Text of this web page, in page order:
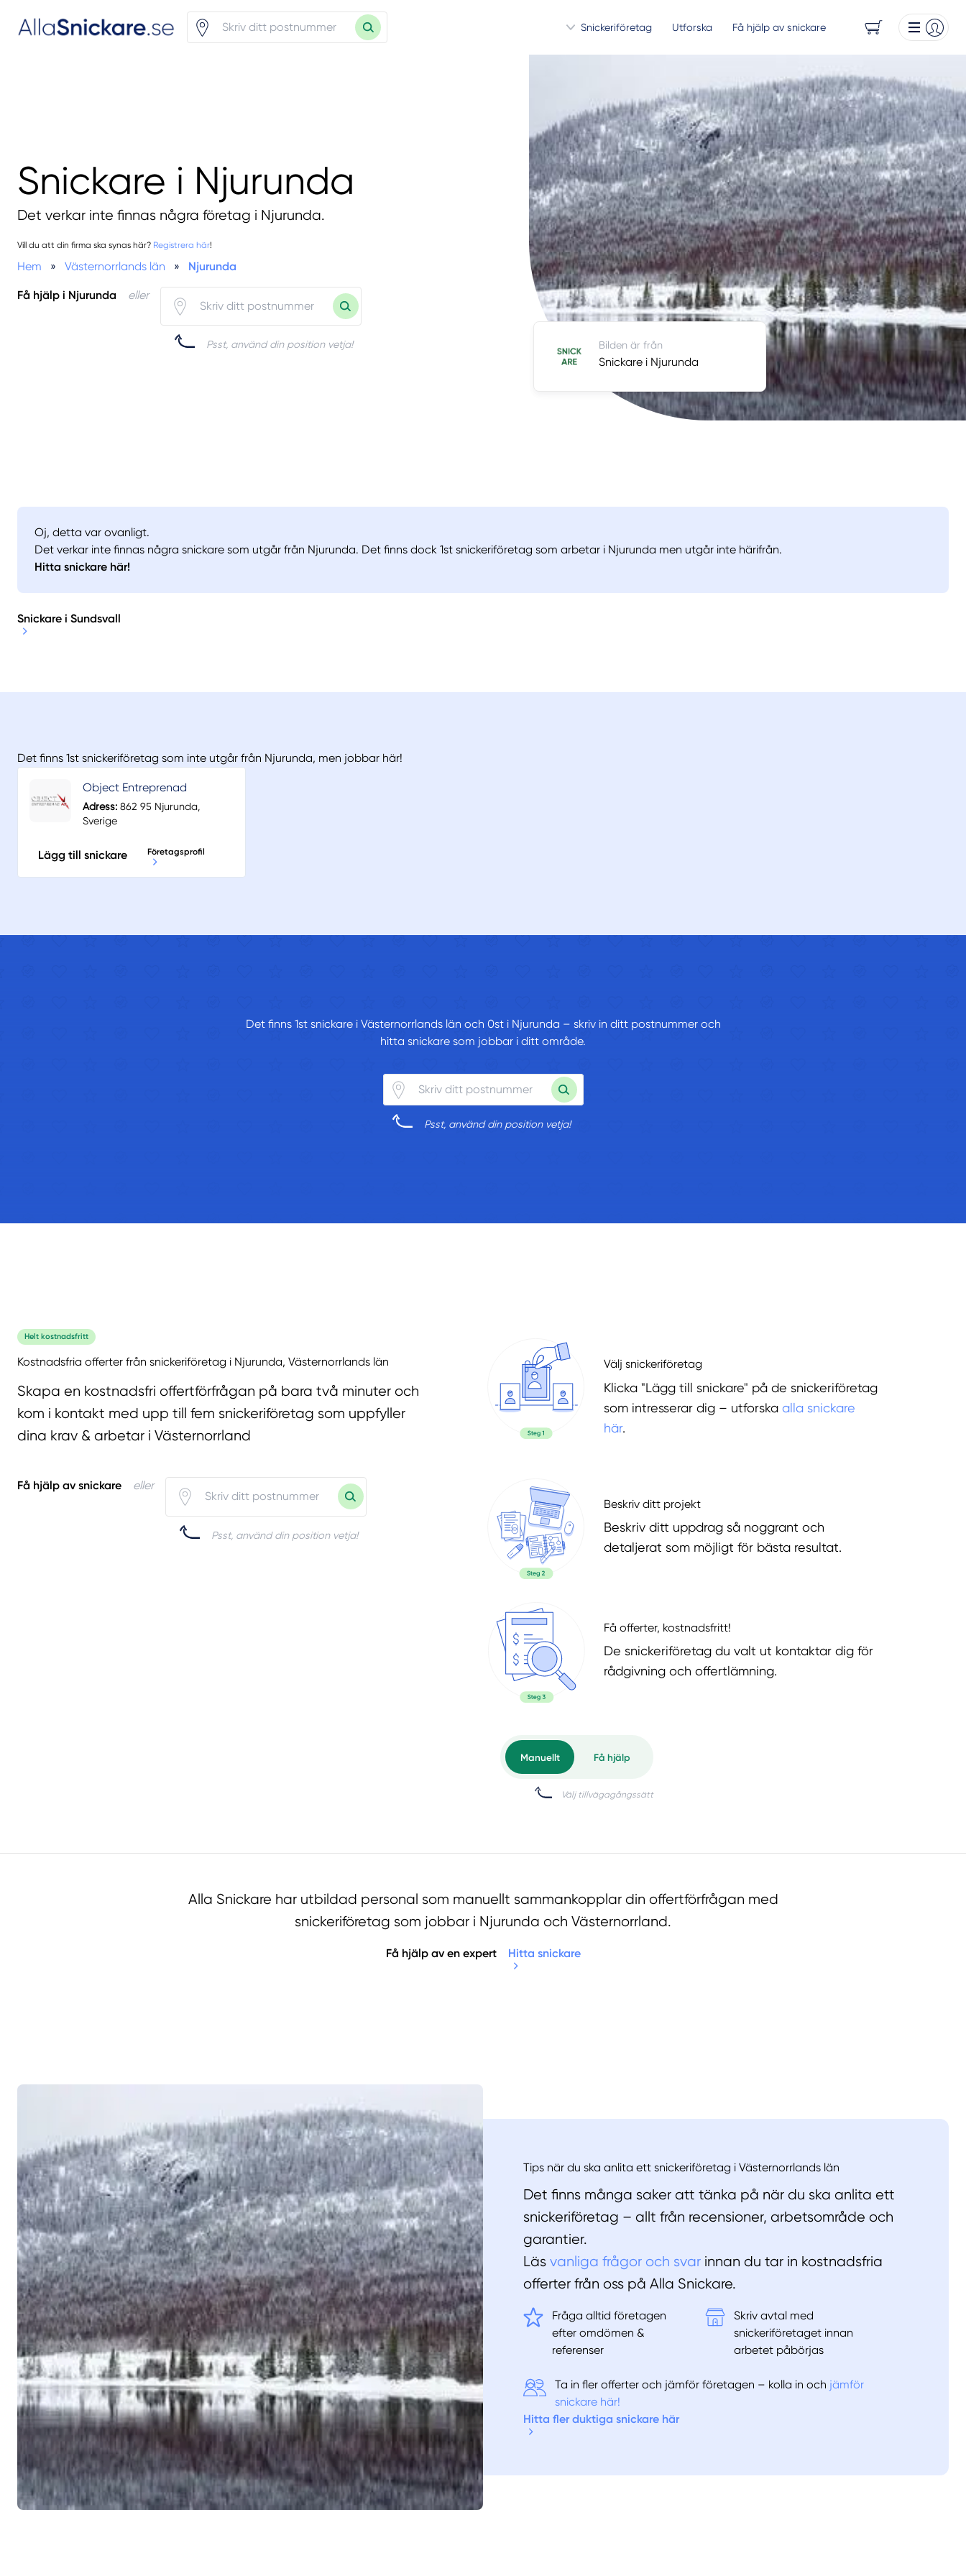
Snickeriföretag Utforska Få hjälp av snickare
Snickare i Njurunda
Det verkar inte finnas några företag i Njurunda.
Vill du att din firma ska synas här? Registrera här!
Hem » Västernorrlands län » Njurunda
Få hjälp i Njurunda eller
Psst, använd din position vetja! Bilden är från
Snickare i Njurunda
Oj, detta var ovanligt.
Det verkar inte finnas några snickare som utgår från Njurunda. Det finns dock 1st snickeriföretag som arbetar i Njurunda men utgår inte härifrån.
Hitta snickare här!
Snickare i Sundsvall
Det finns 1st snickeriföretag som inte utgår från Njurunda, men jobbar här!
Object Entreprenad
Adress: 862 95 Njurunda,
Sverige
Lägg till snickare Företagsprofil
Det finns 1st snickare i Västernorrlands län och 0st i Njurunda – skriv in ditt postnummer och
hitta snickare som jobbar i ditt område.
Psst, använd din position vetja!
Helt kostnadsfritt
Kostnadsfria offerter från snickeriföretag i Njurunda, Västernorrlands län
Skapa en kostnadsfri offertförfrågan på bara två minuter och
kom i kontakt med upp till fem snickeriföretag som uppfyller
dina krav & arbetar i Västernorrland
Få hjälp av snickare eller
Psst, använd din position vetja!
Välj snickeriföretag
Klicka "Lägg till snickare" på de snickeriföretag
som intresserar dig – utforska alla snickare
här.
Beskriv ditt projekt
Beskriv ditt uppdrag så noggrant och
detaljerat som möjligt för bästa resultat.
Få offerter, kostnadsfritt!
De snickeriföretag du valt ut kontaktar dig för
rådgivning och offertlämning.
Alla Snickare har utbildad personal som manuellt sammankopplar din offertförfrågan med
snickeriföretag som jobbar i Njurunda och Västernorrland.
Få hjälp av en expert Hitta snickare
Tips när du ska anlita ett snickeriföretag i Västernorrlands län
Det finns många saker att tänka på när du ska anlita ett
snickeriföretag – allt från recensioner, arbetsområde och
garantier.
Läs vanliga frågor och svar innan du tar in kostnadsfria
offerter från oss på Alla Snickare.
Fråga alltid företagen
efter omdömen &
referenser
Skriv avtal med
snickeriföretaget innan
arbetet påbörjas
Ta in fler offerter och jämför företagen – kolla in och jämför
snickare här!
Hitta fler duktiga snickare här